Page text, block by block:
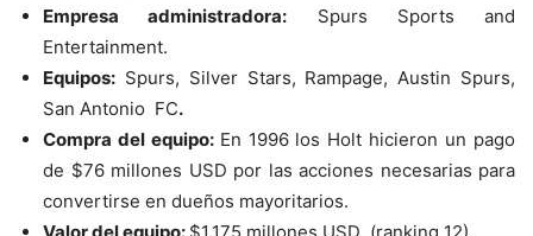
Empresa administradora: Spurs Sports and
Entertainment.
Equipos: Spurs, Silver Stars, Rampage, Austin Spurs,
San Antonio FC.
Compra del equipo: En 1996 los Holt hicieron un pago
de $76 millones USD por las acciones necesarias para
convertirse en dueños mayoritarios.